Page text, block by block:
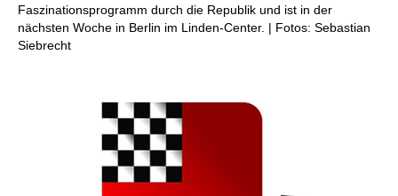
Faszinationsprogramm durch die Republik und ist in der
nächsten Woche in Berlin im Linden-Center. | Fotos: Sebastian
Siebrecht